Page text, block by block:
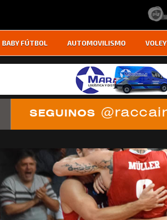
BABY FÚTBOL AUTOMOVILISMO VOLEY